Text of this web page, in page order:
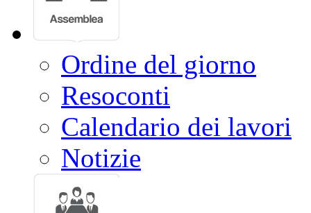
Ordine del giorno
Resoconti
Calendario dei lavori
Notizie